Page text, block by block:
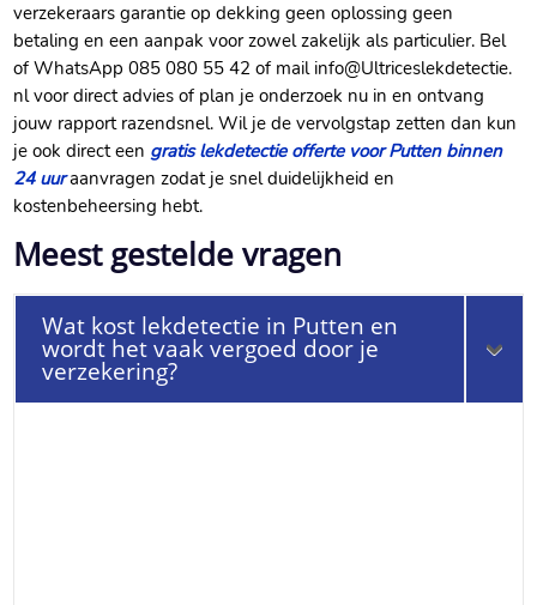
verzekeraars garantie op dekking geen oplossing geen
betaling en een aanpak voor zowel zakelijk als particulier.​ Bel
of WhatsApp 085 080 55 42 of mail info@Ultriceslekdetectie.​
nl voor direct advies of plan je onderzoek nu in en ontvang
jouw rapport razendsnel.​ Wil je de vervolgstap zetten dan kun
je ook direct een gratis lekdetectie offerte voor Putten binnen
24 uuraanvragen zodat je snel duidelijkheid en
kostenbeheersing hebt.​
Meest gestelde vragen
Wat kost lekdetectie in Putten en
wordt het vaak vergoed door je
verzekering?